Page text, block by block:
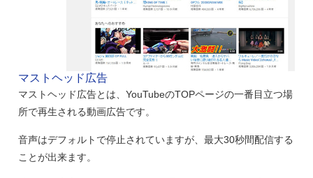
マストヘッド広告
マストヘッド広告とは、YouTubeのTOPページの一番目立つ場
所で再生される動画広告です。
音声はデフォルトで停止されていますが、最大30秒間配信する
ことが出来ます。